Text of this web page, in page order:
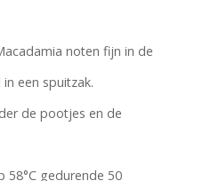
noten fijn in de
een spuitzak.
de pootjes en de
58°C gedurende 50